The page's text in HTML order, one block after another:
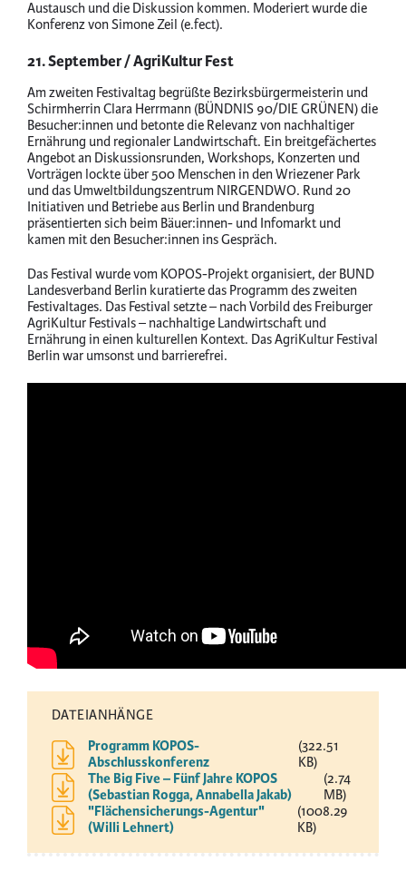
Austausch und die Diskussion kommen. Moderiert wurde die
Konferenz von Simone Zeil (e.fect).
21. September / AgriKultur Fest
Am zweiten Festivaltag begrüßte Bezirksbürgermeisterin und
Schirmherrin Clara Herrmann (BÜNDNIS 90/DIE GRÜNEN) die
Besucher:innen und betonte die Relevanz von nachhaltiger
Ernährung und regionaler Landwirtschaft. Ein breitgefächertes
Angebot an Diskussionsrunden, Workshops, Konzerten und
Vorträgen lockte über 500 Menschen in den Wriezener Park
und das Umweltbildungszentrum NIRGENDWO. Rund 20
Initiativen und Betriebe aus Berlin und Brandenburg
präsentierten sich beim Bäuer:innen- und Infomarkt und
kamen mit den Besucher:innen ins Gespräch.
Das Festival wurde vom KOPOS-Projekt organisiert, der BUND
Landesverband Berlin kuratierte das Programm des zweiten
Festivaltages. Das Festival setzte – nach Vorbild des Freiburger
AgriKultur Festivals – nachhaltige Landwirtschaft und
Ernährung in einen kulturellen Kontext. Das AgriKultur Festival
Berlin war umsonst und barrierefrei.
DATEIANHÄNGE
Programm KOPOS-
Abschlusskonferenz
(322.51
KB)
The Big Five – Fünf Jahre KOPOS
(Sebastian Rogga, Annabella Jakab)
(2.74
MB)
"Flächensicherungs-Agentur"
(Willi Lehnert)
(1008.29
KB)